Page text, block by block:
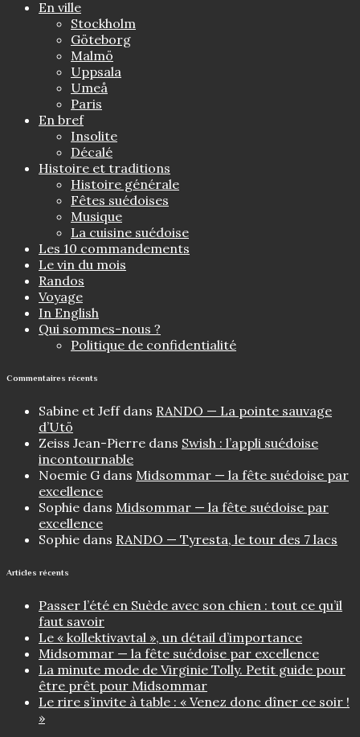
En ville
Stockholm
Göteborg
Malmö
Uppsala
Umeå
Paris
En bref
Insolite
Décalé
Histoire et traditions
Histoire générale
Fêtes suédoises
Musique
La cuisine suédoise
Les 10 commandements
Le vin du mois
Randos
Voyage
In English
Qui sommes-nous ?
Politique de confidentialité
Commentaires récents
Sabine et Jeffdans RANDO — La pointe sauvage
d’Utö
Zeiss Jean-Pierre dans Swish : l’appli suédoise
incontournable
Noemie G dans Midsommar — la fête suédoise par
excellence
Sophie dans Midsommar — la fête suédoise par
excellence
Sophie dans RANDO — Tyresta, le tour des 7 lacs
Articles récents
Passer l’été en Suède avec son chien : tout ce qu’il
faut savoir
Le « kollektivavtal », un détail d’importance
Midsommar — la fête suédoise par excellence
La minute mode de Virginie Tolly. Petit guide pour
être prêt pour Midsommar
Le rire s’invite à table : « Venez donc dîner ce soir !
»